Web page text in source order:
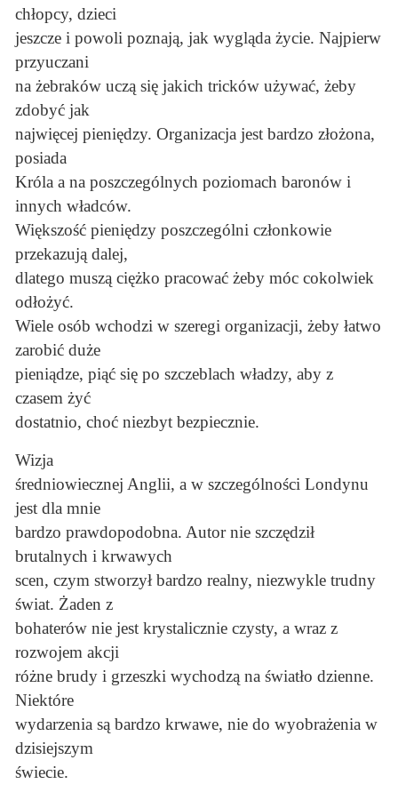
chłopcy, dzieci
jeszcze i powoli poznają, jak wygląda życie. Najpierw
przyuczani
na żebraków uczą się jakich tricków używać, żeby
zdobyć jak
najwięcej pieniędzy. Organizacja jest bardzo złożona,
posiada
Króla a na poszczególnych poziomach baronów i
innych władców.
Większość pieniędzy poszczególni członkowie
przekazują dalej,
dlatego muszą ciężko pracować żeby móc cokolwiek
odłożyć.
Wiele osób wchodzi w szeregi organizacji, żeby łatwo
zarobić duże
pieniądze, piąć się po szczeblach władzy, aby z
czasem żyć
dostatnio, choć niezbyt bezpiecznie.
Wizja
średniowiecznej Anglii, a w szczególności Londynu
jest dla mnie
bardzo prawdopodobna. Autor nie szczędził
brutalnych i krwawych
scen, czym stworzył bardzo realny, niezwykle trudny
świat. Żaden z
bohaterów nie jest krystalicznie czysty, a wraz z
rozwojem akcji
różne brudy i grzeszki wychodzą na światło dzienne.
Niektóre
wydarzenia są bardzo krwawe, nie do wyobrażenia w
dzisiejszym
świecie.